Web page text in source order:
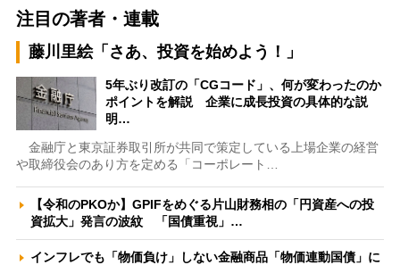
注目の著者・連載
藤川里絵「さあ、投資を始めよう！」
5年ぶり改訂の「CGコード」、何が変わったのか
ポイントを解説 企業に成長投資の具体的な説
明…
金融庁と東京証券取引所が共同で策定している上場企業の経営
や取締役会のあり方を定める「コーポレート…
【令和のPKOか】GPIFをめぐる片山財務相の「円資産への投
資拡大」発言の波紋 「国債重視」…
インフレでも「物価負け」しない金融商品「物価連動国債」に